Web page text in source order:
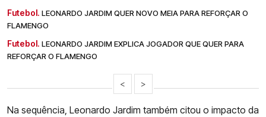
Futebol. LEONARDO JARDIM QUER NOVO MEIA PARA REFORÇAR O
FLAMENGO
Futebol. LEONARDO JARDIM EXPLICA JOGADOR QUE QUER PARA
REFORÇAR O FLAMENGO
< >
Na sequência, Leonardo Jardim também citou o impacto da